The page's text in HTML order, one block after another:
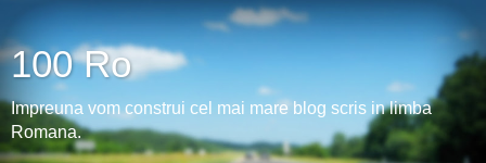
100 Ro
Impreuna vom construi cel mai mare blog scris in limba
Romana.